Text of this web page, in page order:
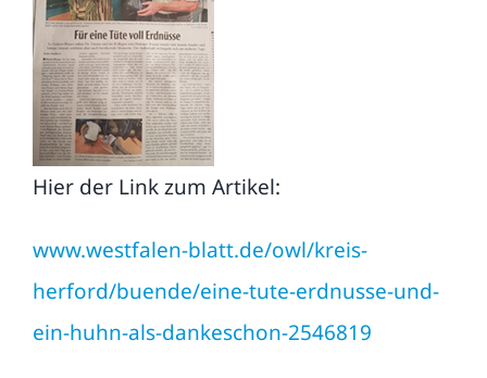
Kontakt
Suche
nach:
Hier der Link zum Artikel:
www.westfalen-blatt.de/owl/kreis-
herford/buende/eine-tute-erdnusse-und-
ein-huhn-als-dankeschon-2546819